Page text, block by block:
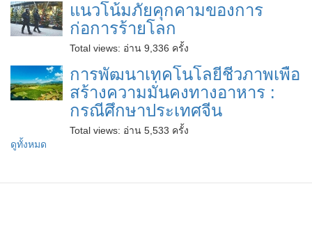
แนวโน้มภัยคุกคามของการ
ก่อการร้ายโลก
Total views: อ่าน 9,336 ครั้ง
การพัฒนาเทคโนโลยีชีวภาพเพื่อ
สร้างความมั่นคงทางอาหาร :
กรณีศึกษาประเทศจีน
Total views: อ่าน 5,533 ครั้ง
ดูทั้งหมด